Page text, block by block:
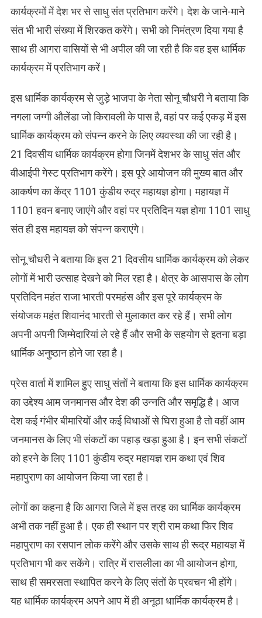
कार्यक्रमों में देश भर से साधु संत प्रतिभाग करेंगे। देश के जाने-माने
संत भी भारी संख्या में शिरकत करेंगे। सभी को निमंत्रण दिया गया है
साथ ही आगरा वासियों से भी अपील की जा रही है कि वह इस धार्मिक
कार्यक्रम में प्रतिभाग करें।
इस धार्मिक कार्यक्रम से जुड़े भाजपा के नेता सोनू चौधरी ने बताया कि
नगला जग्गी औलेंडा जो किरावली के पास है, वहां पर कई एकड़ में इस
धार्मिक कार्यक्रम को संपन्न करने के लिए व्यवस्था की जा रही है।
21 दिवसीय धार्मिक कार्यक्रम होगा जिनमें देशभर के साधु संत और
वीआईपी गेस्ट प्रतिभाग करेंगे। इस पूरे आयोजन की मुख्य बात और
आकर्षण का केंद्र 1101 कुंडीय रुद्र महायज्ञ होगा। महायज्ञ में
1101 हवन बनाए जाएंगे और वहां पर प्रतिदिन यज्ञ होगा 1101 साधु
संत ही इस महायज्ञ को संपन्न कराएंगे।
सोनू चौधरी ने बताया कि इस 21 दिवसीय धार्मिक कार्यक्रम को लेकर
लोगों में भारी उत्साह देखने को मिल रहा है। क्षेत्र के आसपास के लोग
प्रतिदिन महंत राजा भारती परमहंस और इस पूरे कार्यक्रम के
संयोजक महंत शिवानंद भारती से मुलाकात कर रहे हैं। सभी लोग
अपनी अपनी जिम्मेदारियां ले रहे हैं और सभी के सहयोग से इतना बड़ा
धार्मिक अनुष्ठान होने जा रहा है।
प्रेस वार्ता में शामिल हुए साधु संतों ने बताया कि इस धार्मिक कार्यक्रम
का उद्देश्य आम जनमानस और देश की उन्नति और समृद्धि है। आज
देश कई गंभीर बीमारियों और कई विधाओं से घिरा हुआ है तो वहीं आम
जनमानस के लिए भी संकटों का पहाड़ खड़ा हुआ है। इन सभी संकटों
को हरने के लिए 1101 कुंडीय रुद्र महायज्ञ राम कथा एवं शिव
महापुराण का आयोजन किया जा रहा है।
लोगों का कहना है कि आगरा जिले में इस तरह का धार्मिक कार्यक्रम
अभी तक नहीं हुआ है। एक ही स्थान पर श्री राम कथा फिर शिव
महापुराण का रसपान लोक करेंगे और उसके साथ ही रूद्र महायज्ञ में
प्रतिभाग भी कर सकेंगे। रात्रि में रासलीला का भी आयोजन होगा,
साथ ही समरसता स्थापित करने के लिए संतों के प्रवचन भी होंगे।
यह धार्मिक कार्यक्रम अपने आप में ही अनूठा धार्मिक कार्यक्रम है।